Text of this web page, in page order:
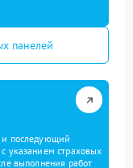
панелей
и последующий
указанием страховых
выполнения работ